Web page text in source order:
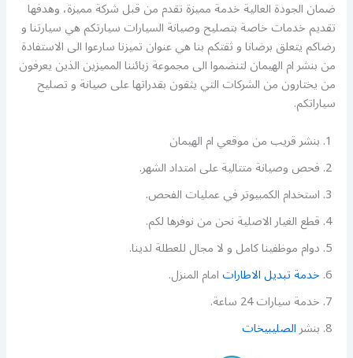
ضمان الجودة العالية خدمة مميزة تقدم من قبل شركة مميزة، وهدفها
تقديم خدمات خاصة بتصليح وصيانة السيارات سيارتكم هي سيارتنا و
رضاكم يتعلق برضانا و ثقتكم بنا هي عنوان تميزنا سارعوا الى الاستفادة
من بنشر ام الهيمان لتنضموا الى مجموعة زبائننا المميزين الذين يعرفون
من يختارون من الشركات التي يثقون بقدراتها على صيانة و تصليح
سياراتكم.
بنشر قريب من موقعي ام الهيمان
فحص وصيانة متتالية على امتداد الشهر.
استخدام الكمبيوتر في عمليات الفحص.
قطع الغيار الاصلية نحن من نوفرها لكم.
دوام موظفينا كامل و لا مجال للعطلة لدينا.
خدمة تبديل الاطاراتامام المنزل.
خدمة سيارات 24 ساعة.
بنشرالصليبيخات